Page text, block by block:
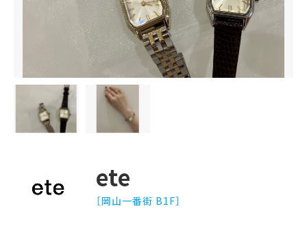
ete
［岡山一番街 B1F］